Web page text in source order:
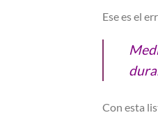
Ese es el
Con esta